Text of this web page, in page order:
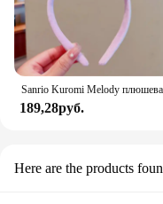
189,28руб.
Here are the products